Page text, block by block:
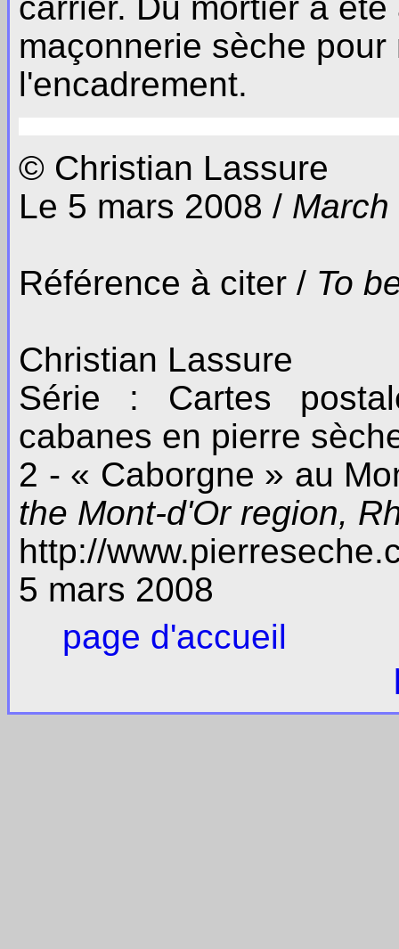
maçonnerie sèche
l'encadrement.
© Christian Lassure
Le 5 mars 2008 /
Référence à citer / To
Christian Lassure
Série : Cartes
cabanes en pierre
2 - « Caborgne » au
the Mont-d'Or region,
http://
5 mars 2008
page d'accueil